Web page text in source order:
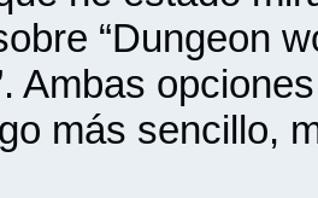
“Dungeon
Ambas
más sencillo,